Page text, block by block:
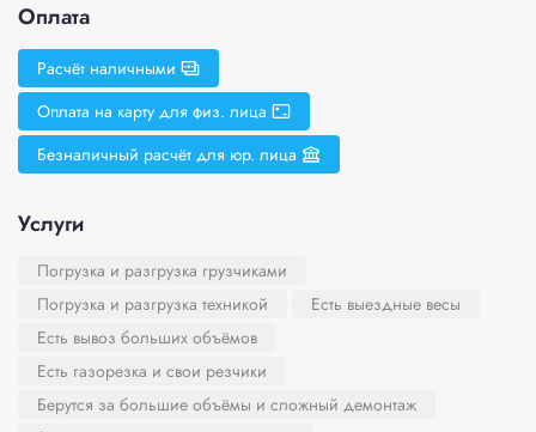
Оплата
Расчёт наличными
Оплата на карту для физ. лица
Безналичный расчёт для юр. лица
Услуги
Погрузка и разгрузка грузчиками
Погрузка и разгрузка техникой
Есть выездные весы
Есть вывоз больших объёмов
Есть газорезка и свои резчики
Берутся за большие объёмы и сложный демонтаж